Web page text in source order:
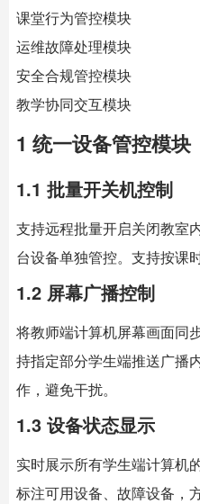
课堂行为管控模块
运维故障处理模块
安全合规管控模块
教学协同交互模块
1 统一设备管控模块
1.1 批量开关机控制
支持远程批量开启关闭教室
台设备单独管控。支持按课
1.2 屏幕广播控制
将教师端计算机屏幕画面同
持指定部分学生端推送广播
作，避免干扰。
1.3 设备状态显示
实时展示所有学生端计算机
标注可用设备、故障设备，